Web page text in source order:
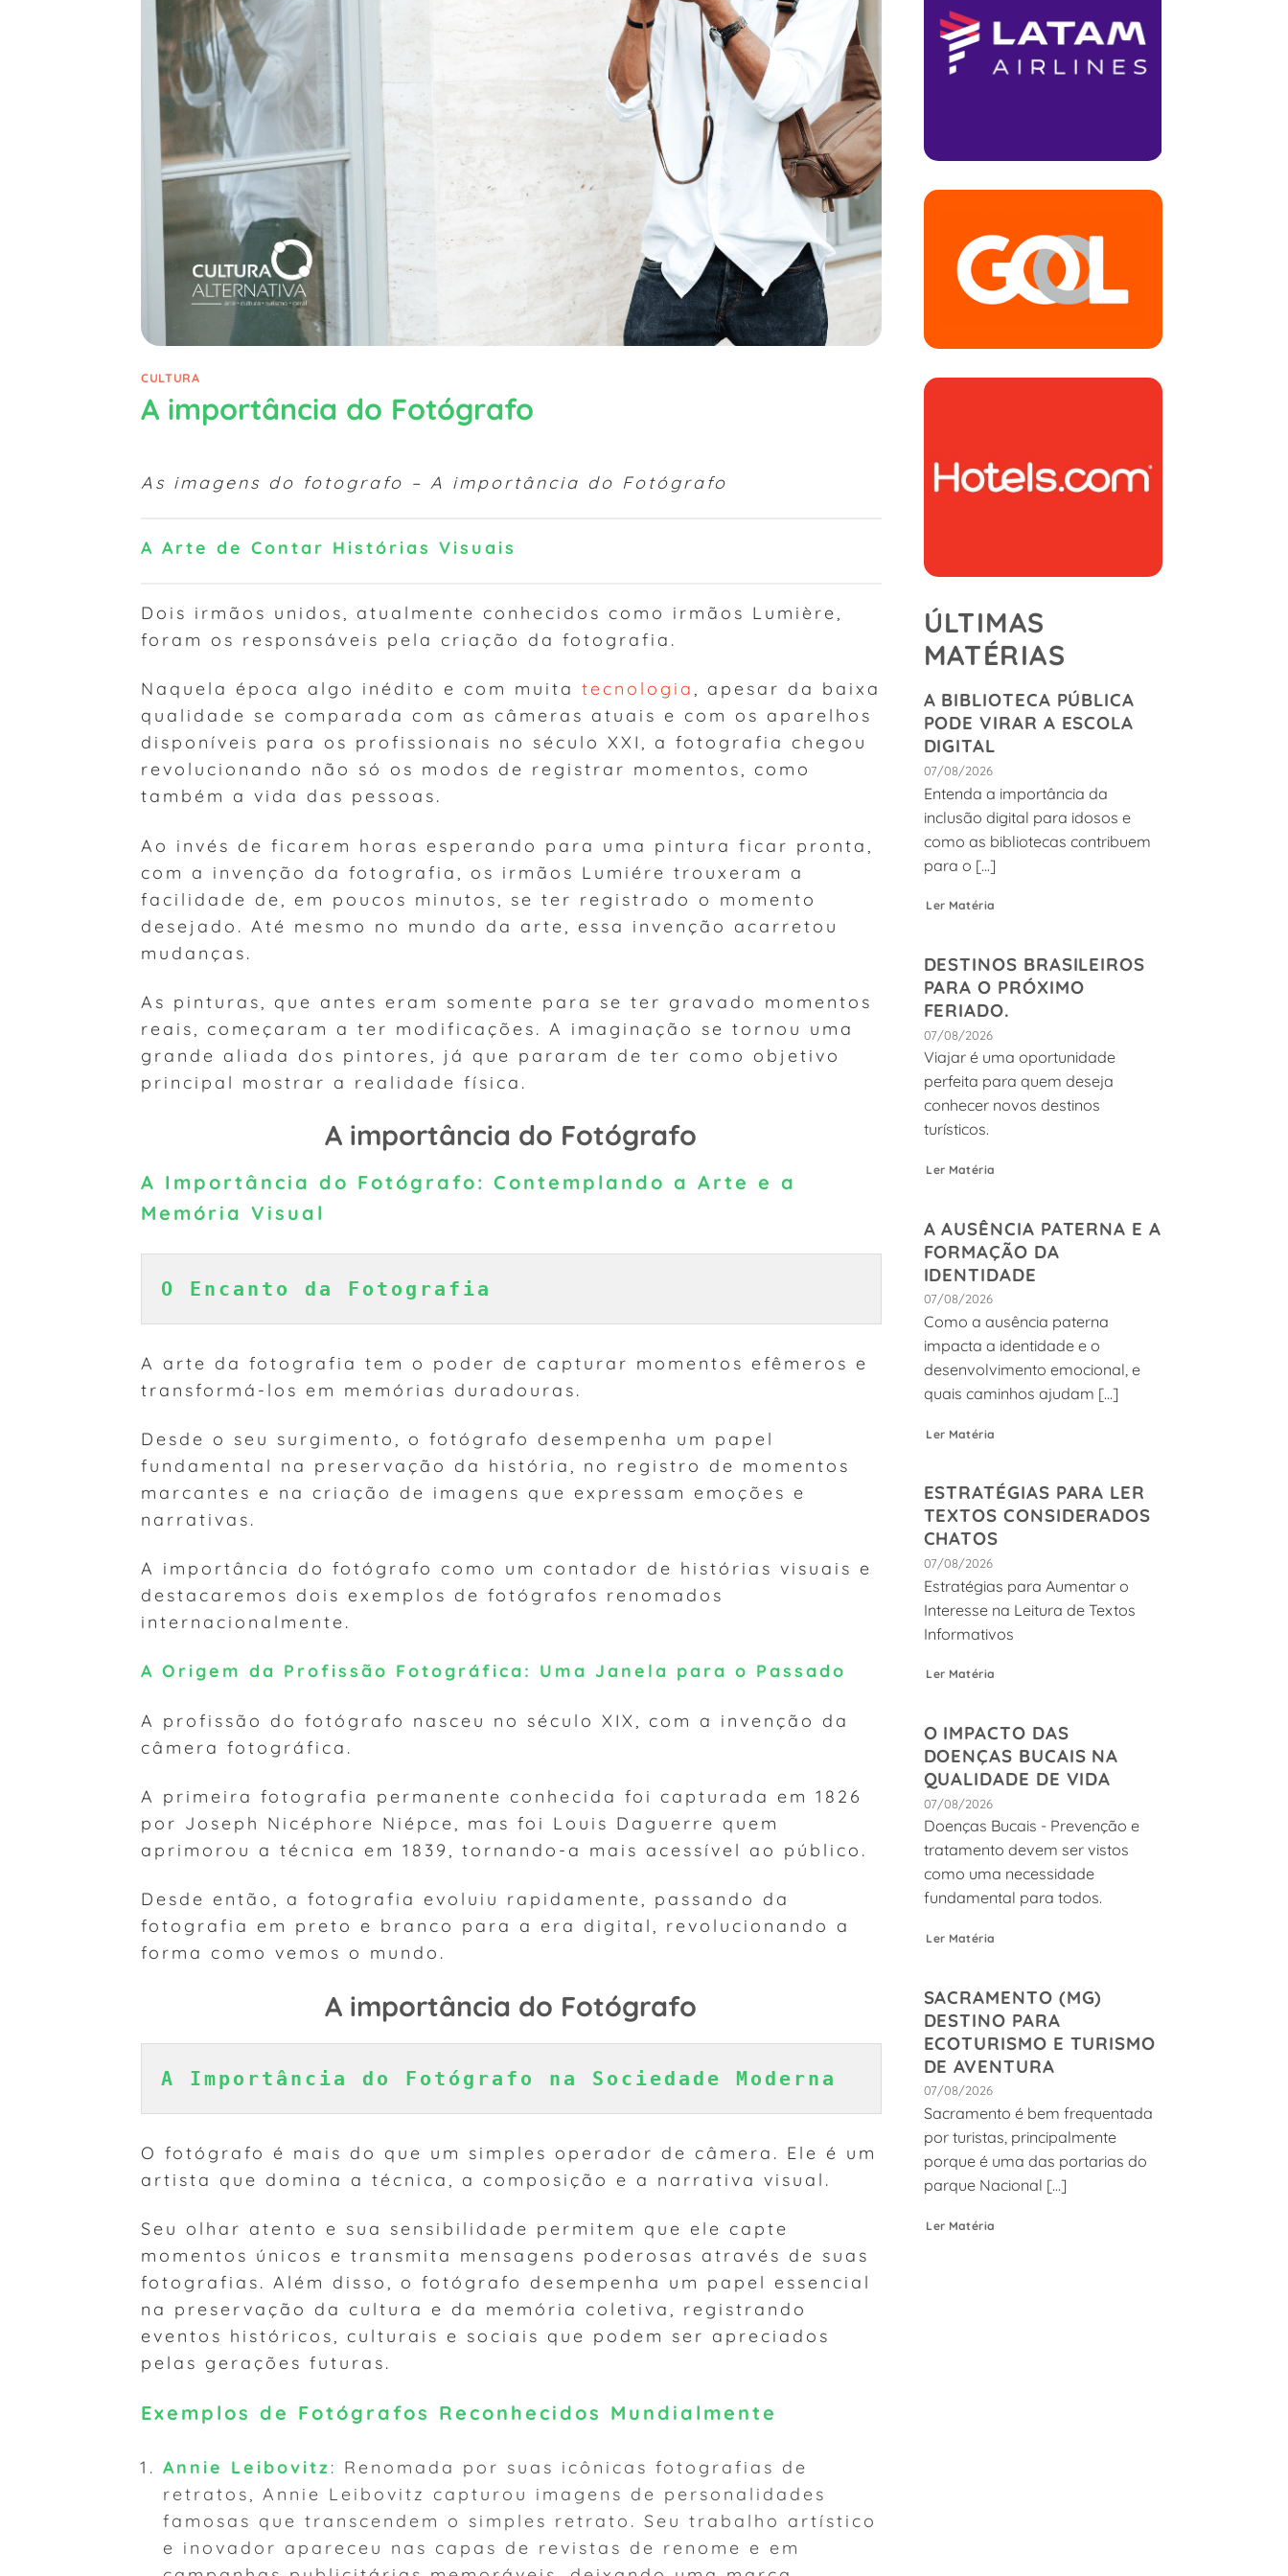
CULTURA
A importância do Fotógrafo
As imagens do fotografo – A importância do Fotógrafo
A Arte de Contar Histórias Visuais
Dois irmãos unidos, atualmente conhecidos como irmãos Lumière,
foram os responsáveis pela criação da fotografia.
Naquela época algo inédito e com muita tecnologia, apesar da baixa
qualidade se comparada com as câmeras atuais e com os aparelhos
disponíveis para os profissionais no século XXI, a fotografia chegou
revolucionando não só os modos de registrar momentos, como
também a vida das pessoas.
Ao invés de ficarem horas esperando para uma pintura ficar pronta,
com a invenção da fotografia, os irmãos Lumiére trouxeram a
facilidade de, em poucos minutos, se ter registrado o momento
desejado. Até mesmo no mundo da arte, essa invenção acarretou
mudanças.
As pinturas, que antes eram somente para se ter gravado momentos
reais, começaram a ter modificações. A imaginação se tornou uma
grande aliada dos pintores, já que pararam de ter como objetivo
principal mostrar a realidade física.
A importância do Fotógrafo
A Importância do Fotógrafo: Contemplando a Arte e a
Memória Visual
O Encanto da Fotografia
A arte da fotografia tem o poder de capturar momentos efêmeros e
transformá-los em memórias duradouras.
Desde o seu surgimento, o fotógrafo desempenha um papel
fundamental na preservação da história, no registro de momentos
marcantes e na criação de imagens que expressam emoções e
narrativas.
A importância do fotógrafo como um contador de histórias visuais e
destacaremos dois exemplos de fotógrafos renomados
internacionalmente.
A Origem da Profissão Fotográfica: Uma Janela para o Passado
A profissão do fotógrafo nasceu no século XIX, com a invenção da
câmera fotográfica.
A primeira fotografia permanente conhecida foi capturada em 1826
por Joseph Nicéphore Niépce, mas foi Louis Daguerre quem
aprimorou a técnica em 1839, tornando-a mais acessível ao público.
Desde então, a fotografia evoluiu rapidamente, passando da
fotografia em preto e branco para a era digital, revolucionando a
forma como vemos o mundo.
A importância do Fotógrafo
A Importância do Fotógrafo na Sociedade Moderna
O fotógrafo é mais do que um simples operador de câmera. Ele é um
artista que domina a técnica, a composição e a narrativa visual.
Seu olhar atento e sua sensibilidade permitem que ele capte
momentos únicos e transmita mensagens poderosas através de suas
fotografias. Além disso, o fotógrafo desempenha um papel essencial
na preservação da cultura e da memória coletiva, registrando
eventos históricos, culturais e sociais que podem ser apreciados
pelas gerações futuras.
Exemplos de Fotógrafos Reconhecidos Mundialmente
Annie Leibovitz : Renomada por suas icônicas fotografias de
retratos, Annie Leibovitz capturou imagens de personalidades
famosas que transcendem o simples retrato. Seu trabalho artístico
e inovador apareceu nas capas de revistas de renome e em
ÚLTIMAS
MATÉRIAS
A BIBLIOTECA PÚBLICA
PODE VIRAR A ESCOLA
DIGITAL
07/08/2026
Entenda a importância da
inclusão digital para idosos e
como as bibliotecas contribuem
para o [...]
Ler Matéria
DESTINOS BRASILEIROS
PARA O PRÓXIMO
FERIADO.
07/08/2026
Viajar é uma oportunidade
perfeita para quem deseja
conhecer novos destinos
turísticos.
Ler Matéria
A AUSÊNCIA PATERNA E A
FORMAÇÃO DA
IDENTIDADE
07/08/2026
Como a ausência paterna
impacta a identidade e o
desenvolvimento emocional, e
quais caminhos ajudam [...]
Ler Matéria
ESTRATÉGIAS PARA LER
TEXTOS CONSIDERADOS
CHATOS
07/08/2026
Estratégias para Aumentar o
Interesse na Leitura de Textos
Informativos
Ler Matéria
O IMPACTO DAS
DOENÇAS BUCAIS NA
QUALIDADE DE VIDA
07/08/2026
Doenças Bucais - Prevenção e
tratamento devem ser vistos
como uma necessidade
fundamental para todos.
Ler Matéria
SACRAMENTO (MG)
DESTINO PARA
ECOTURISMO E TURISMO
DE AVENTURA
07/08/2026
Sacramento é bem frequentada
por turistas, principalmente
porque é uma das portarias do
parque Nacional [...]
Ler Matéria